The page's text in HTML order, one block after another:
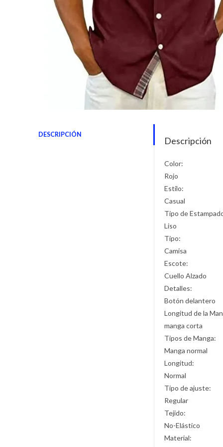
DESCRIPCIÓN
Descripción
Color:
Rojo
Estilo:
Casual
Tipo de
Liso
Tipo:
Camisa
Escote:
Cuello Alzado
Detalles:
Botón delantero
Longitud de la
manga corta
Tipos de Manga:
Manga normal
Longitud:
Normal
Tipo de ajuste:
Regular
Tejido:
No-Elástico
Material: